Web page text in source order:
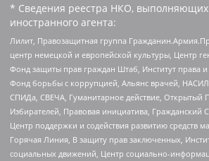
* Сведения реестра НКО,
иностранного агента:
Лилит, Правозащитная группа
центр немецкой и европейской культуры, Центр
Фонд защиты прав граждан Штаб, Институт права
Фонд борьбы с коррупцией, Альянс врачей,
СПИДа, СВЕЧА, Гуманитарное действие, Открытый
Избирателей, Правовая инициатива, Гражданский
Центр поддержки и содействия развитию средств
Горячая Линия, В защиту прав заключенных,
социальных движений, Центр социально-